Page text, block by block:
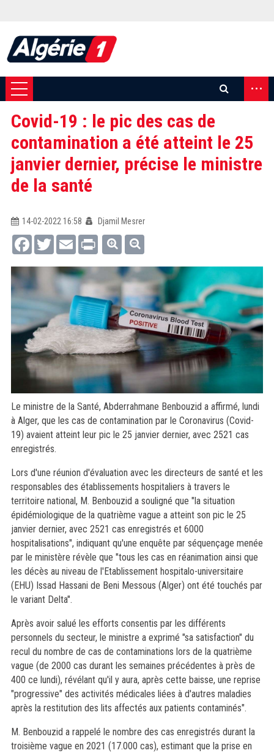
...
Covid-19 : le pic des cas de
contamination a été atteint le 25
janvier dernier, précise le ministre
de la santé
14-02-2022 16:58
Djamil Mesrer
FacebookTwitterEmail Print
Le ministre de la Santé, Abderrahmane Benbouzid a affirmé, lundi
à Alger, que les cas de contamination par le Coronavirus (Covid-
19) avaient atteint leur pic le 25 janvier dernier, avec 2521 cas
enregistrés.
Lors d'une réunion d'évaluation avec les directeurs de santé et les
responsables des établissements hospitaliers à travers le
territoire national, M. Benbouzid a souligné que "la situation
épidémiologique de la quatrième vague a atteint son pic le 25
janvier dernier, avec 2521 cas enregistrés et 6000
hospitalisations", indiquant qu'une enquête par séquençage menée
par le ministère révèle que "tous les cas en réanimation ainsi que
les décès au niveau de l'Etablissement hospitalo-universitaire
(EHU) Issad Hassani de Beni Messous (Alger) ont été touchés par
le variant Delta".
Après avoir salué les efforts consentis par les différents
personnels du secteur, le ministre a exprimé "sa satisfaction" du
recul du nombre de cas de contaminations lors de la quatrième
vague (de 2000 cas durant les semaines précédentes à près de
400 ce lundi), révélant qu'il y aura, après cette baisse, une reprise
"progressive" des activités médicales liées à d'autres maladies
après la restitution des lits affectés aux patients contaminés".
M. Benbouzid a rappelé le nombre des cas enregistrés durant la
troisième vague en 2021 (17.000 cas), estimant que la prise en